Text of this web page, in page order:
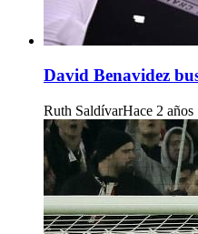
David Benavidez
Ruth SaldívarHace 2 años